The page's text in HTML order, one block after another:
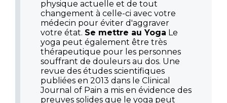
physique actuelle et de tout
changement à celle-ci avec votre
médecin pour éviter d'aggraver
votre état. Se mettre au Yoga Le
yoga peut également être très
thérapeutique pour les personnes
souffrant de douleurs au dos. Une
revue des études scientifiques
publiées en 2013 dans le Clinical
Journal of Pain a mis en évidence des
preuves solides que le yoga peut